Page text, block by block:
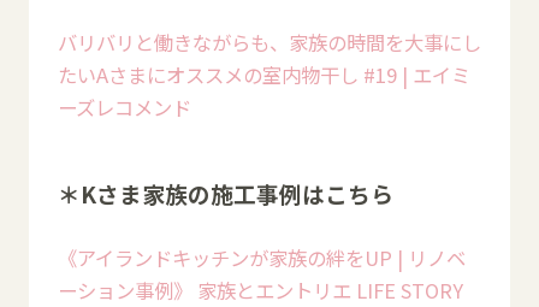
バリバリと働きながらも、家族の時間を大事にし
たいAさまにオススメの室内物干し #19 | エイミ
ーズレコメンド
＊Kさま家族の施工事例はこちら
《アイランドキッチンが家族の絆をUP | リノベ
ーション事例》 家族とエントリエ LIFE STORY